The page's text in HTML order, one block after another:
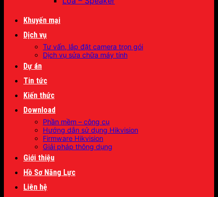
Khuyến mại
Dịch vụ
Tư vấn, lắp đặt camera trọn gói
Dịch vụ sửa chữa máy tính
Dự án
Tin tức
Kiến thức
Download
Phần mềm – công cụ
Hướng dẫn sử dụng Hikvision
Firmware Hikvision
Giải pháp thông dụng
Giới thiệu
Hồ Sơ Năng Lực
Liên hệ